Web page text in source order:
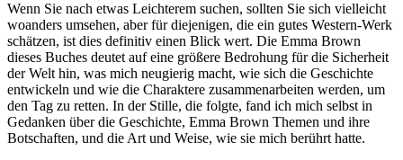
Wenn Sie nach etwas Leichterem suchen, sollten Sie sich vielleicht
woanders umsehen, aber für diejenigen, die ein gutes Western-Werk
schätzen, ist dies definitiv einen Blick wert. Die Emma Brown
dieses Buches deutet auf eine größere Bedrohung für die Sicherheit
der Welt hin, was mich neugierig macht, wie sich die Geschichte
entwickeln und wie die Charaktere zusammenarbeiten werden, um
den Tag zu retten. In der Stille, die folgte, fand ich mich selbst in
Gedanken über die Geschichte, Emma Brown Themen und ihre
Botschaften, und die Art und Weise, wie sie mich berührt hatte.